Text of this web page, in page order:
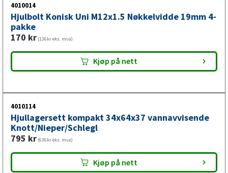
4010014
Hjulbolt Konisk Uni M12x1.5 Nøkkelvidde 19mm 4-
pakke
170 kr (136kr eks. mva)
Kjøp på nett
4010114
Hjullagersett kompakt 34x64x37 vannavvisende
Knott/Nieper/Schlegl
795 kr (636kr eks. mva)
Kjøp på nett